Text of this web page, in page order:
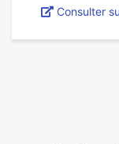
Consulter